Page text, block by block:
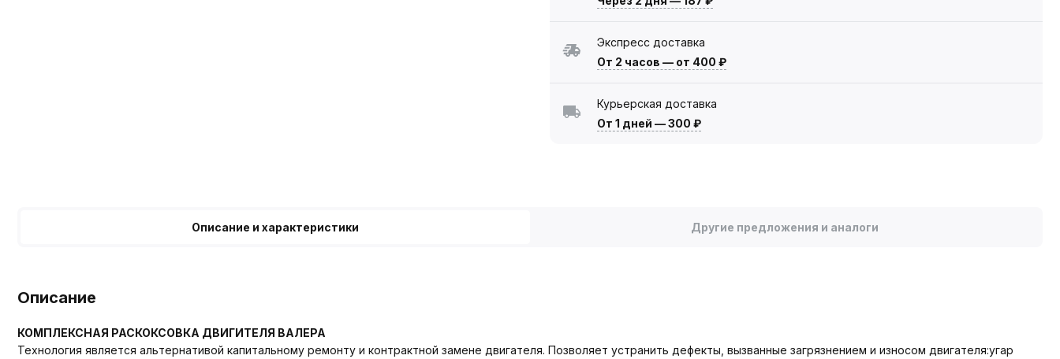
Экспресс доставка
От 2 часов — от 400 ₽
Курьерская доставка
От 1 дней —300 ₽
Описание и характеристики Другие предложения и аналоги
Описание
КОМПЛЕКСНАЯ РАСКОКСОВКА ДВИГИТЕЛЯ ВАЛЕРА
Технология является альтернативой капитальному ремонту и контрактной замене двигателя. Позволяет устранить дефекты, вызванные загрязнением и износом двигателя:угар